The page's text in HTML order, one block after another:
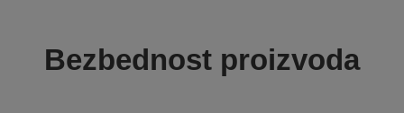
Bezbednost proizvoda